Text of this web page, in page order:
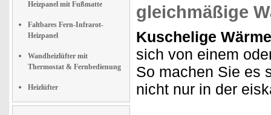
Heizpanel mit Fußmatte
Faltbares Fern-Infrarot-
Heizpanel
Wandheizlüfter mit
Thermostat & Fernbedienung
Heizlüfter
gleichmäßige
Kuschelige
sich von einem
So machen Sie es
nicht nur in der